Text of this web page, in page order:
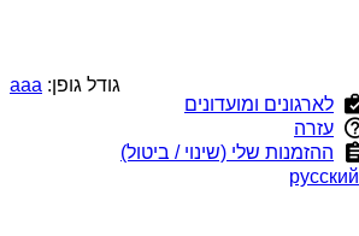
גודל גופן: aaa
לארגונים ומועדונים
עזרה
ההזמנות שלי (שינוי / ביטול)
русский